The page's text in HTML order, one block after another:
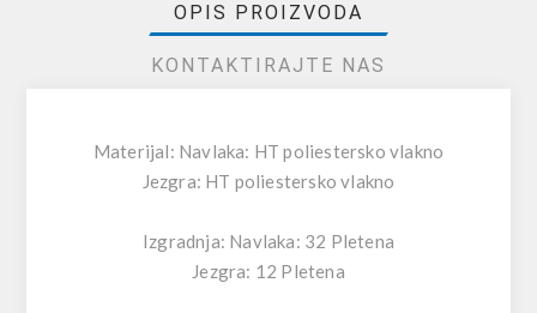
OPIS PROIZVODA
KONTAKTIRAJTE NAS
Materijal: Navlaka: HT poliestersko vlakno
Jezgra: HT poliestersko vlakno
Izgradnja: Navlaka: 32 Pletena
Jezgra: 12 Pletena